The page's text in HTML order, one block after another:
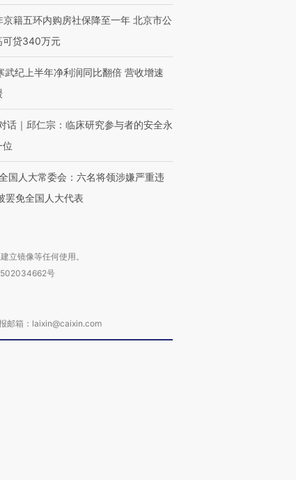
京籍五环内购房社保降至一年 北京市公
可贷340万元
武纪上半年净利润同比翻倍 营收增速
话｜邱仁宗：临床研究参与者的安全永
位
国人大常委会：六名将领涉嫌严重违
罢免全国人大代表
立镜像等任何使用。
号
邮箱：laixin@caixin.com